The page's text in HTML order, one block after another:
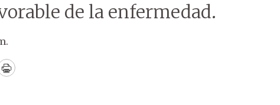
de la enfermedad.
Print